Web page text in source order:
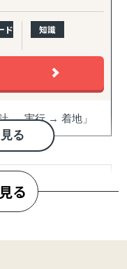
ド 知識
る
→ 実行 → 着地」
ロ→イチの意思決
ケティング課題ま
現地起点で一貫し
は1,500社を超えま
る